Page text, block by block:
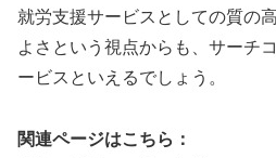
就労支援サービスとしての質の
よさという視点からも、サーチ
ービスといえるでしょう。
関連ページはこちら：